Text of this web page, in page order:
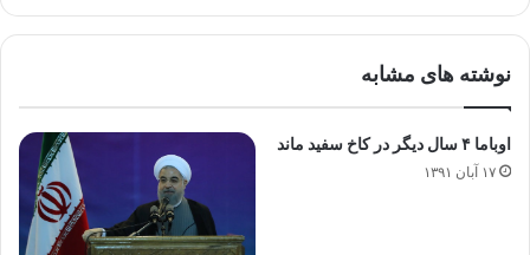
نوشته های مشابه
اوباما ۴ سال دیگر در کاخ سفید ماند
۱۷ آبان ۱۳۹۱